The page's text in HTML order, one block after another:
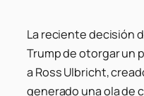
La reciente decisión
Trump de otorgar un
a Ross Ulbricht,
generado una ola de